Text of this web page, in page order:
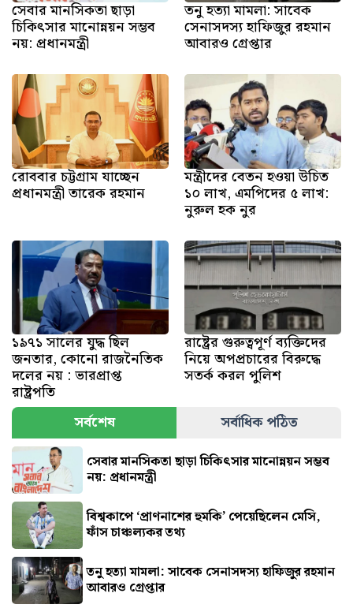
সেবার মানসিকতা ছাড়া
চিকিৎসার মানোন্নয়ন সম্ভব
নয়: প্রধানমন্ত্রী
তনু হত্যা মামলা: সাবেক
সেনাসদস্য হাফিজুর রহমান
আবারও গ্রেপ্তার
রোববার চট্টগ্রাম যাচ্ছেন
প্রধানমন্ত্রী তারেক রহমান
মন্ত্রীদের বেতন হওয়া উচিত
১০ লাখ, এমপিদের ৫ লাখ:
নুরুল হক নুর
১৯৭১ সালের যুদ্ধ ছিল
জনতার, কোনো রাজনৈতিক
দলের নয় : ভারপ্রাপ্ত
রাষ্ট্রপতি
রাষ্ট্রের গুরুত্বপূর্ণ ব্যক্তিদের
নিয়ে অপপ্রচারের বিরুদ্ধে
সতর্ক করল পুলিশ
সর্বশেষ সর্বাধিক পঠিত
সেবার মানসিকতা ছাড়া চিকিৎসার মানোন্নয়ন সম্ভব
নয়: প্রধানমন্ত্রী
বিশ্বকাপে ‘প্রাণনাশের হুমকি’ পেয়েছিলেন মেসি,
ফাঁস চাঞ্চল্যকর তথ্য
তনু হত্যা মামলা: সাবেক সেনাসদস্য হাফিজুর রহমান
আবারও গ্রেপ্তার